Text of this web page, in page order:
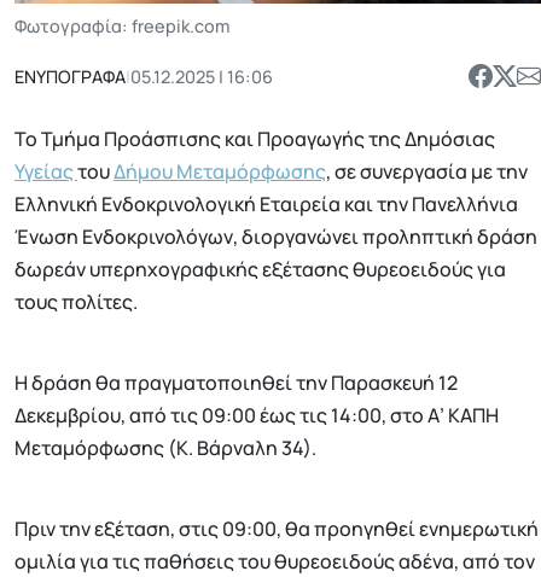
Φωτογραφία: freepik.com
ΕΝΥΠΟΓΡΑΦΑ|05.12.2025 | 16:06
Το Τμήμα Προάσπισης και Προαγωγής της Δημόσιας
ΥγείαςτουΔήμου Μεταμόρφωσης, σε συνεργασία με την
Ελληνική Ενδοκρινολογική Εταιρεία και την Πανελλήνια
Ένωση Ενδοκρινολόγων, διοργανώνει προληπτική δράση
δωρεάν υπερηχογραφικής εξέτασης θυρεοειδούς για
τους πολίτες.
Η δράση θα πραγματοποιηθεί την Παρασκευή 12
Δεκεμβρίου, από τις 09:00 έως τις 14:00, στο Α’ ΚΑΠΗ
Μεταμόρφωσης (Κ. Βάρναλη 34).
Πριν την εξέταση, στις 09:00, θα προηγηθεί ενημερωτική
ομιλία για τις παθήσεις του θυρεοειδούς αδένα, από τον